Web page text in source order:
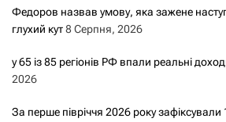
Федоров назвав умову, яка зажене наступ
глухий кут8 Серпня, 2026
у 65 із 85 регіонів РФ впали реальні
2026
За перше півріччя 2026 року